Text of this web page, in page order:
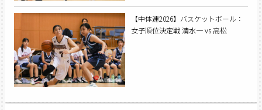
【中体連2026】バスケットボール：
女子順位決定戦 清水一 vs 高松